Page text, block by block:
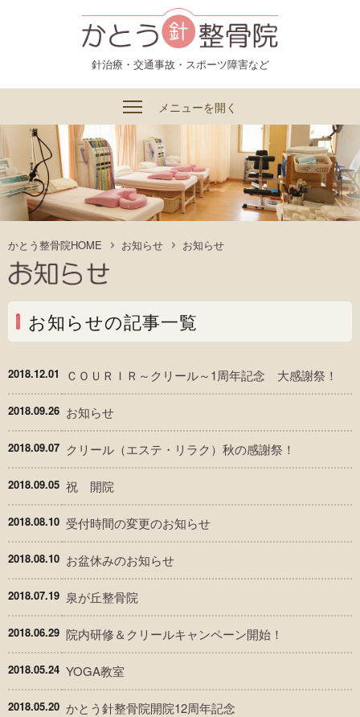
針治療・交通事故・スポーツ障害など
メニューを開く
かとう整骨院HOME お知らせ お知らせ
お知らせの記事一覧
2018.12.01 ＣＯＵＲＩＲ～クリール～1周年記念 大感謝祭！
2018.09.26 お知らせ
2018.09.07 クリール（エステ・リラク）秋の感謝祭！
2018.09.05 祝 開院
2018.08.10 受付時間の変更のお知らせ
2018.08.10 お盆休みのお知らせ
2018.07.19 泉が丘整骨院
2018.06.29 院内研修＆クリールキャンペーン開始！
2018.05.24 YOGA教室
2018.05.20 かとう針整骨院開院12周年記念